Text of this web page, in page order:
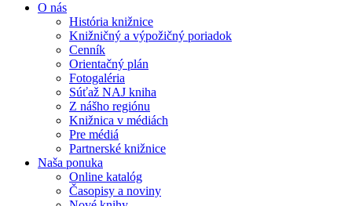
O nás
História knižnice
Knižničný a výpožičný poriadok
Cenník
Orientačný plán
Fotogaléria
Súťaž NAJ kniha
Z nášho regiónu
Knižnica v médiách
Pre médiá
Partnerské knižnice
Naša ponuka
Online katalóg
Časopisy a noviny